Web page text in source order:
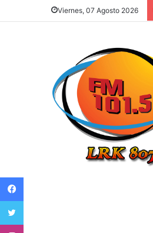
Viernes, 07 Agosto 2026